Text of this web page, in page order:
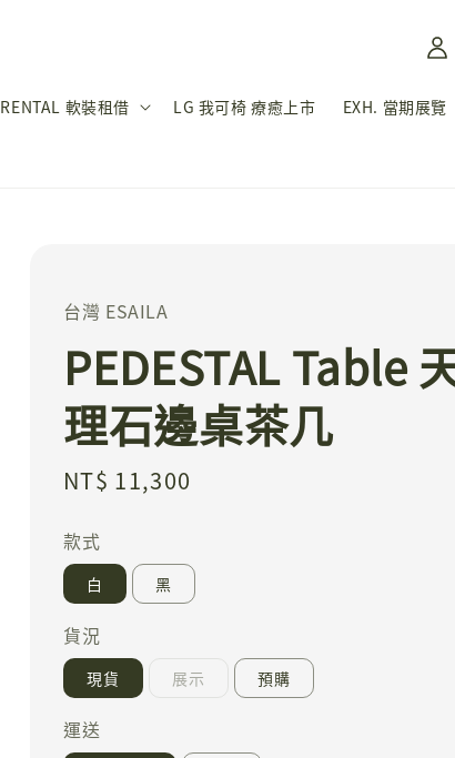
RENTAL 軟裝租借 LG 我可椅 療癒上市 EXH. 當期展覽
台灣 ESAILA
PEDESTAL Table
理石邊桌茶几
Regular
NT$ 11,300
款式
白 黑
貨況
現貨 展示 預購
運送